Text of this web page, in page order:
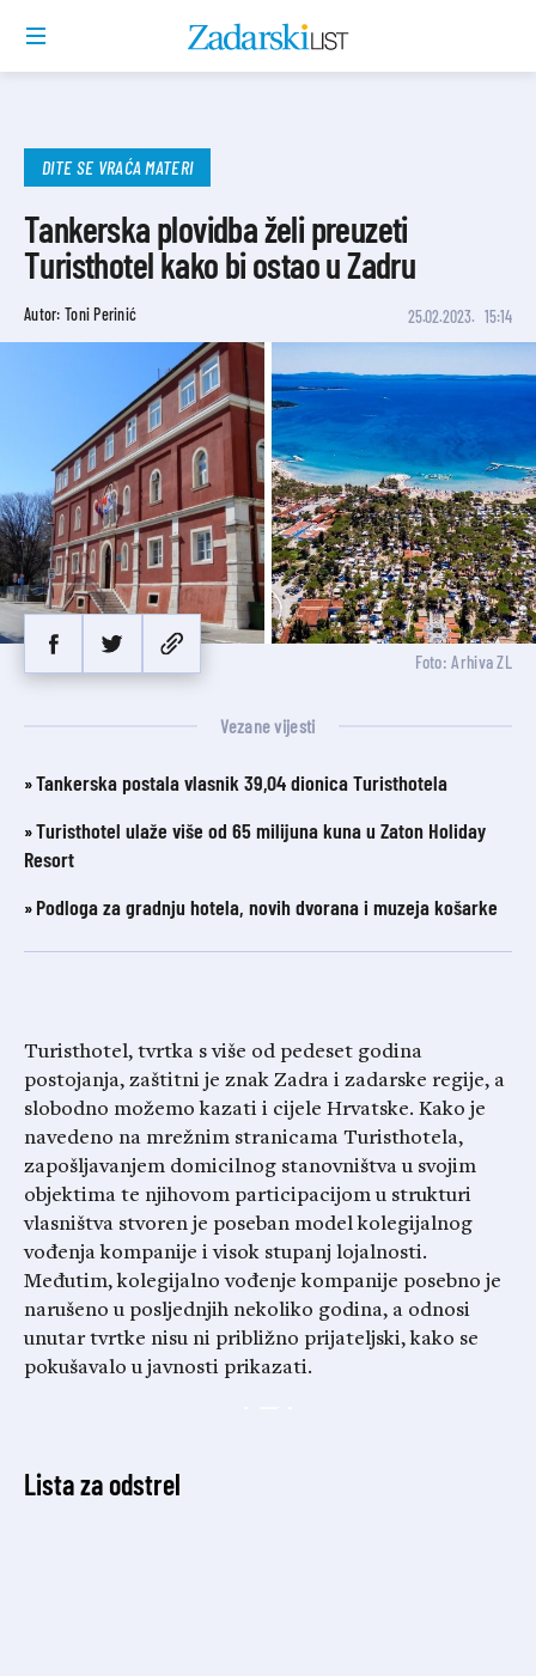
DITE SE VRAĆA MATERI
Tankerska plovidba želi preuzeti
Turisthotel kako bi ostao u Zadru
Autor: Toni Perinić 25.02.2023. 15:14
Foto: Arhiva ZL
Vezane vijesti
Tankerska postala vlasnik 39,04 dionica Turisthotela
Turisthotel ulaže više od 65 milijuna kuna u Zaton Holiday
Resort
Podloga za gradnju hotela, novih dvorana i muzeja košarke
Turisthotel, tvrtka s više od pedeset godina
postojanja, zaštitni je znak Zadra i zadarske regije, a
slobodno možemo kazati i cijele Hrvatske. Kako je
navedeno na mrežnim stranicama Turisthotela,
zapošljavanjem domicilnog stanovništva u svojim
objektima te njihovom participacijom u strukturi
vlasništva stvoren je poseban model kolegijalnog
vođenja kompanije i visok stupanj lojalnosti.
Međutim, kolegijalno vođenje kompanije posebno je
narušeno u posljednjih nekoliko godina, a odnosi
unutar tvrtke nisu ni približno prijateljski, kako se
pokušavalo u javnosti prikazati.
Lista za odstrel